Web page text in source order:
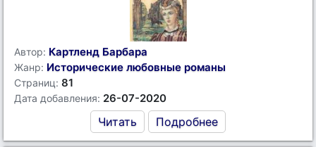
Автор: Картленд Барбара
Жанр: Исторические любовные романы
Страниц: 81
Дата добавления: 26-07-2020
Читать Подробнее